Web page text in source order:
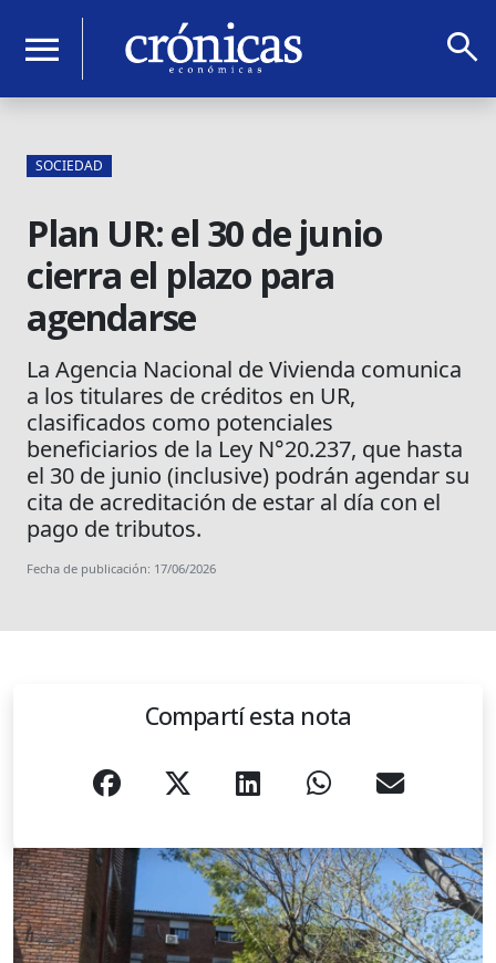
menu search
SOCIEDAD
Plan UR: el 30 de junio
cierra el plazo para
agendarse
La Agencia Nacional de Vivienda comunica
a los titulares de créditos en UR,
clasificados como potenciales
beneficiarios de la Ley N°20.237, que hasta
el 30 de junio (inclusive) podrán agendar su
cita de acreditación de estar al día con el
pago de tributos.
Fecha de publicación: 17/06/2026
Compartí esta nota